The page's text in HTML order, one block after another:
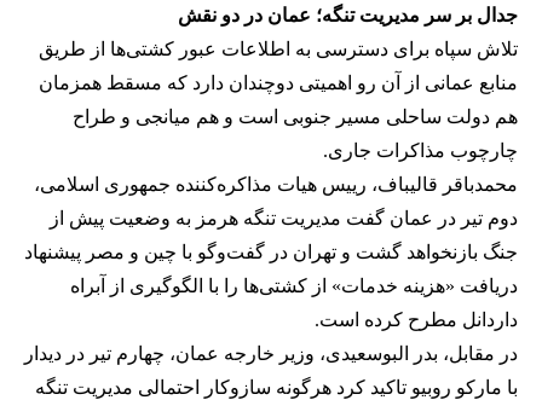
جدال بر سر مدیریت تنگه؛ عمان در دو نقش
تلاش سپاه برای دسترسی به اطلاعات عبور کشتی‌ها از طریق
منابع عمانی از آن رو اهمیتی دوچندان دارد که مسقط همزمان
هم دولت ساحلی مسیر جنوبی است و هم میانجی و طراح
چارچوب مذاکرات جاری.
محمدباقر قالیباف، رییس هیات مذاکره‌کننده جمهوری اسلامی،
دوم تیر در عمان گفت مدیریت تنگه هرمز به وضعیت پیش از
جنگ بازنخواهد گشت و تهران در گفت‌وگو با چین و مصر پیشنهاد
دریافت «هزینه خدمات» از کشتی‌ها را با الگوگیری از آبراه
داردانل مطرح کرده است.
در مقابل، بدر البوسعیدی، وزیر خارجه عمان، چهارم تیر در دیدار
با مارکو روبیو تاکید کرد هرگونه سازوکار احتمالی مدیریت تنگه